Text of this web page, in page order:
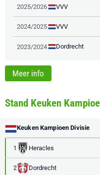
2025/2026 VVV
2024/2025 VVV
2023/2024 Dordrecht
Meer info
Stand Keuken
Keuken Kampioen Divisie
1 Heracles
2 Dordrecht